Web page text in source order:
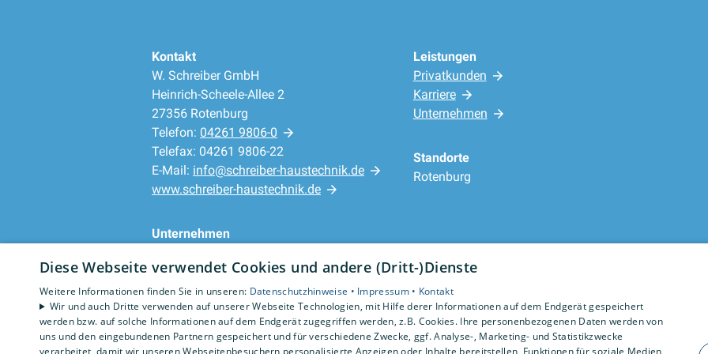
Kontakt
W. Schreiber GmbH
Heinrich-Scheele-Allee 2
27356 Rotenburg
Telefon: 04261 9806-0
Telefax: 04261 9806-22
E-Mail: info@schreiber-haustechnik.de
www.schreiber-haustechnik.de
Unternehmen
Impressum
·
Barrierefreiheitserklärung
Leistungen
Privatkunden
Karriere
Unternehmen
Standorte
Rotenburg
Diese Webseite verwendet Cookies und andere (Dritt-)Dienste
Weitere Informationen finden Sie in unseren: Datenschutzhinweise • Impressum • Kontakt
Wir und auch Dritte verwenden auf unserer Webseite Technologien, mit Hilfe derer Informationen auf dem Endgerät gespeichert
werden bzw. auf solche Informationen auf dem Endgerät zugegriffen werden, z.B. Cookies. Ihre personenbezogenen Daten werden von
uns und den eingebundenen Partnern gespeichert und für verschiedene Zwecke, ggf. Analyse-, Marketing- und Statistikzwecke
verarbeitet, damit wir unseren Webseitenbesuchern personalisierte Anzeigen oder Inhalte bereitstellen, Funktionen für soziale Medien